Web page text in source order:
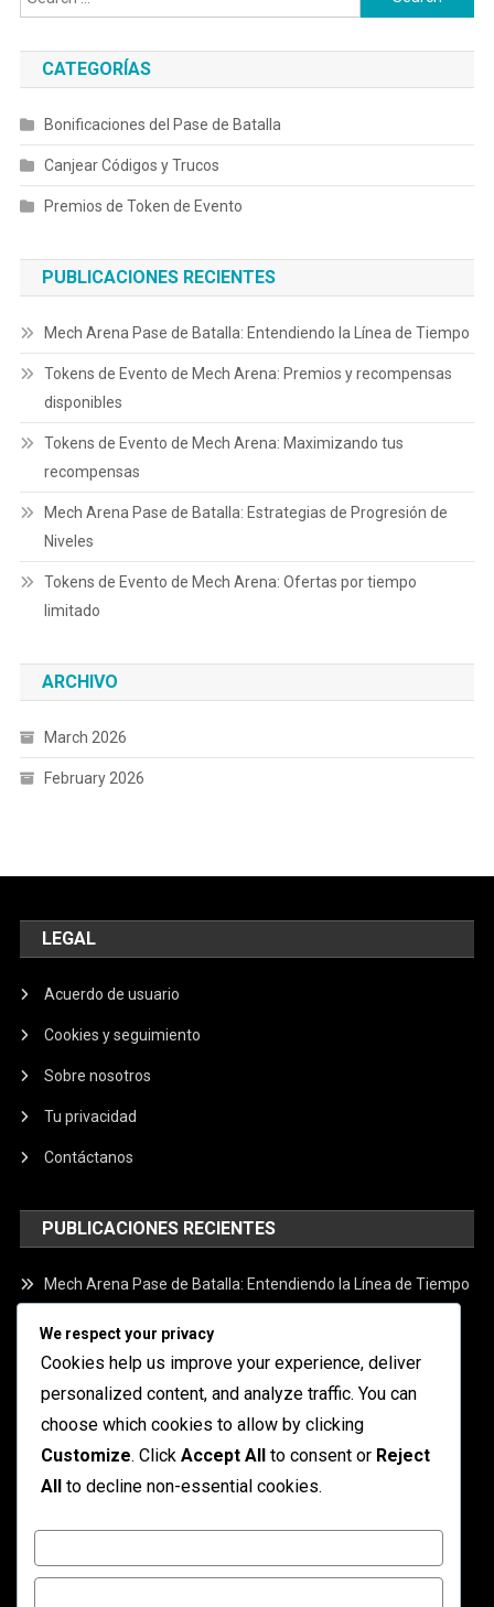
for:
CATEGORÍAS
Bonificaciones del Pase de Batalla
Canjear Códigos y Trucos
Premios de Token de Evento
PUBLICACIONES RECIENTES
Mech Arena Pase de Batalla: Entendiendo la Línea de Tiempo
Tokens de Evento de Mech Arena: Premios y recompensas
disponibles
Tokens de Evento de Mech Arena: Maximizando tus
recompensas
Mech Arena Pase de Batalla: Estrategias de Progresión de
Niveles
Tokens de Evento de Mech Arena: Ofertas por tiempo
limitado
ARCHIVO
March 2026
February 2026
LEGAL
Acuerdo de usuario
Cookies y seguimiento
Sobre nosotros
Tu privacidad
Contáctanos
PUBLICACIONES RECIENTES
Mech Arena Pase de Batalla: Entendiendo la Línea de Tiempo
Tokens de Evento de Mech Arena: Premios y recompensas
disponibles
Tokens de Evento de Mech Arena: Maximizando tus
recompensas
Mech Arena Pase de Batalla: Estrategias de Progresión de
Niveles
Tokens de Evento de Mech Arena: Ofertas por tiempo
limitado
We respect your privacy
Cookies help us improve your experience, deliver
personalized content, and analyze traffic. You can
choose which cookies to allow by clicking
Customize. Click Accept All to consent or Reject
All to decline non-essential cookies.